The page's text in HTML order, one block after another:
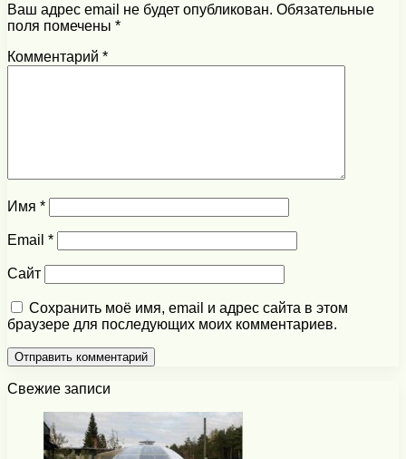
Ваш адрес email не будет опубликован. Обязательные
поля помечены *
Комментарий *
Имя *
Email *
Сайт
Сохранить моё имя, email и адрес сайта в этом
браузере для последующих моих комментариев.
Свежие записи